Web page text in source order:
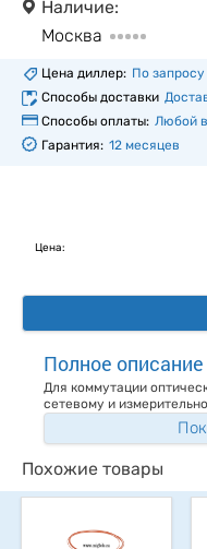
Наличие:
Москва
Цена диллер: По запросу
Способы доставки
Способы оплаты: Любой
Гарантия: 12 месяцев
Цена:
Полное описание
Для коммутации
сетевому и
Похожие товары